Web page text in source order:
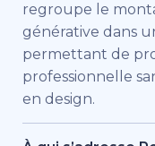
regroupe le
générative dans
permettant de
professionnelle
en design.